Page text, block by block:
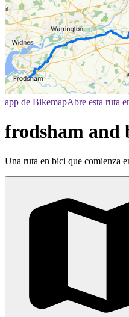
app de BikemapAbre esta ruta
frodsham and
Una ruta en bici que comienza